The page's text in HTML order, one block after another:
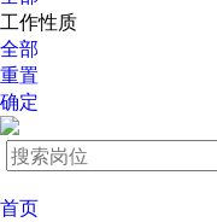
工作性质
全部
重置
确定
首页